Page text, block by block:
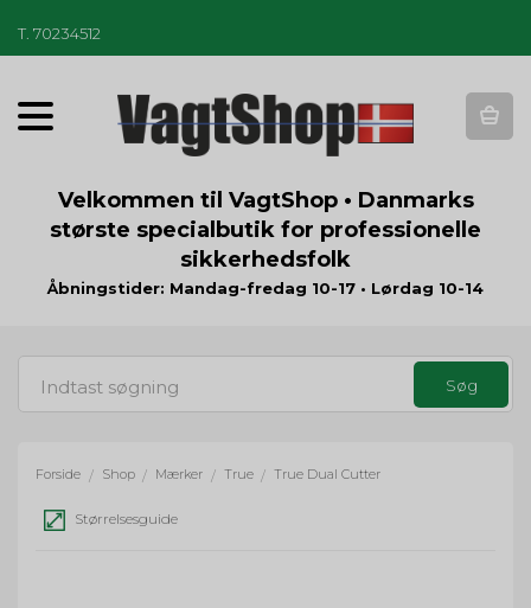
T 70234512
T
o
g
a
t
n
Velkommen til VagtShop • Danmarks
største specialbutik for professionelle
sikkerhedsfolk
Åbningstider: Mandag-fredag 10-17 • Lørdag 10-14
Forside / Shop / Mærker / True / True Dual Cutter
Størrelsesguide